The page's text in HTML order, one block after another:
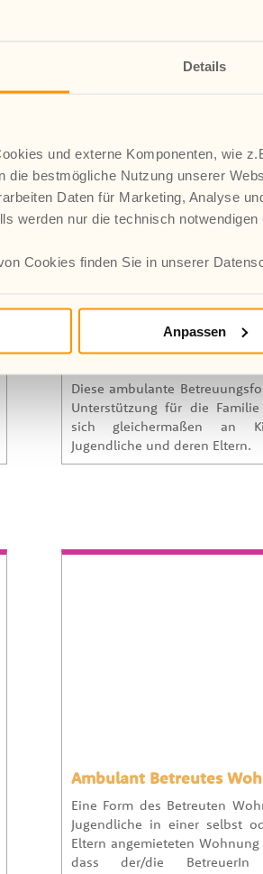
Details
und externe Komponenten, wie
die bestmögliche Nutzung unserer
Daten für Marketing, Analyse
werden nur die technisch
Cookies finden Sie in unserer
Anpassen
Sozialpädagogische
Diese ambulante
Unterstützung für die
sich gleichermaßen an
Jugendliche und deren Eltern.
Ambulant Betreutes
Eine Form des Betreuten
Jugendliche in einer selbst
Eltern angemieteten
dass der/die